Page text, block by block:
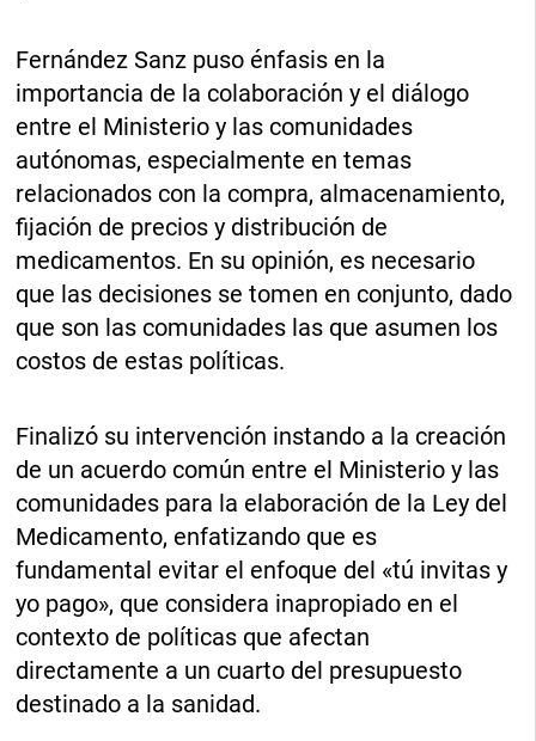
Fernández Sanz puso énfasis en la
importancia de la colaboración y el diálogo
entre el Ministerio y las comunidades
autónomas, especialmente en temas
relacionados con la compra, almacenamiento,
fijación de precios y distribución de
medicamentos. En su opinión, es necesario
que las decisiones se tomen en conjunto, dado
que son las comunidades las que asumen los
costos de estas políticas.
Finalizó su intervención instando a la creación
de un acuerdo común entre el Ministerio y las
comunidades para la elaboración de la Ley del
Medicamento, enfatizando que es
fundamental evitar el enfoque del «tú invitas y
yo pago», que considera inapropiado en el
contexto de políticas que afectan
directamente a un cuarto del presupuesto
destinado a la sanidad.